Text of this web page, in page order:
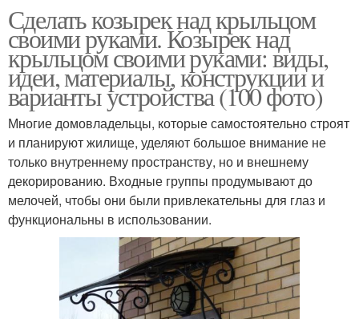
Сделать козырек над крыльцом
своими руками. Козырек над
крыльцом своими руками: виды,
идеи, материалы, конструкции и
варианты устройства (100 фото)
Многие домовладельцы, которые самостоятельно строят
и планируют жилище, уделяют большое внимание не
только внутреннему пространству, но и внешнему
декорированию. Входные группы продумывают до
мелочей, чтобы они были привлекательны для глаз и
функциональны в использовании.